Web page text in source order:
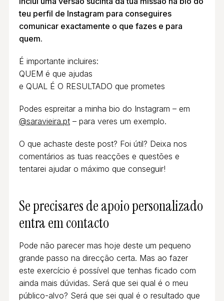
teu perfil de Instagram para conseguires
comunicar exactamente o que fazes e para
quem.
É importante incluires:
QUEM é que ajudas
e QUAL É O RESULTADO que prometes
Podes espreitar a minha bio do Instagram – em
@saravieira.pt– para veres um exemplo.
O que achaste deste post? Foi útil? Deixa nos
comentários as tuas reacções e questões e
tentarei ajudar o máximo que conseguir!
Se precisares de apoio personalizado
entra em contacto
Pode não parecer mas hoje deste um pequeno
grande passo na direcção certa. Mas ao fazer
este exercício é possível que tenhas ficado com
ainda mais dúvidas. Será que sei qual é o meu
público-alvo? Será que sei qual é o resultado que